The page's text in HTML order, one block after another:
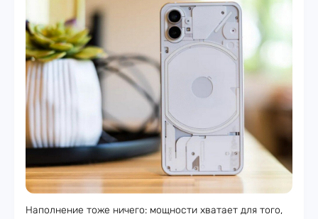
Наполнение тоже ничего: мощности хватает для того,